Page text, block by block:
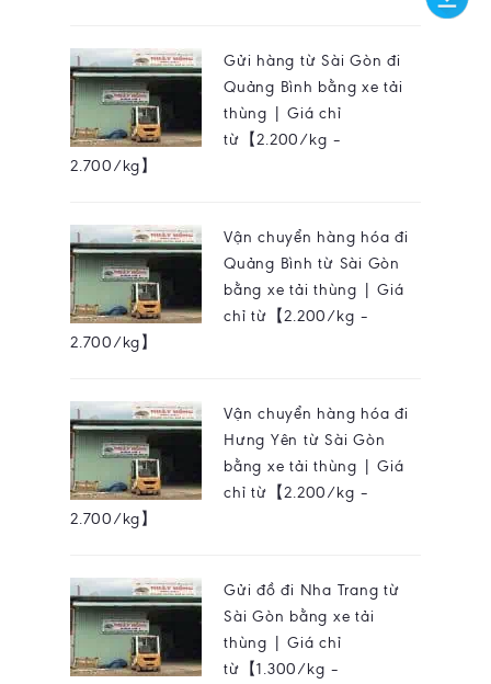
Gửi hàng từ Sài Gòn đi
Quảng Bình bằng xe tải
thùng | Giá chỉ
từ【2.200/kg –
2.700/kg】
Vận chuyển hàng hóa đi
Quảng Bình từ Sài Gòn
bằng xe tải thùng | Giá
chỉ từ【2.200/kg –
2.700/kg】
Vận chuyển hàng hóa đi
Hưng Yên từ Sài Gòn
bằng xe tải thùng | Giá
chỉ từ【2.200/kg –
2.700/kg】
Gửi đồ đi Nha Trang từ
Sài Gòn bằng xe tải
thùng | Giá chỉ
từ【1.300/kg –